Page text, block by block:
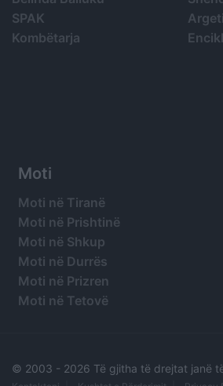
SPAK
Kombëtarja
Moti
Moti në Tiranë
Moti në Prishtinë
Moti në Shkup
Moti në Durrës
Moti në Prizren
Moti në Tetovë
© 2003 - 2026 Të gjitha të drejtat janë